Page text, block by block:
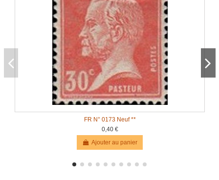
FR N° 0173 Neuf **
0,40 €
Ajouter au panier